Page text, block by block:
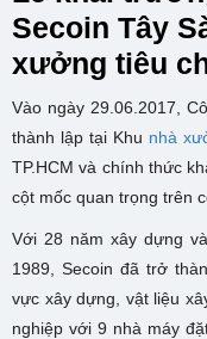
Secoin Tây
xưởng tiêu
Vào ngày 29.06.2017,
thành lập tại Khu nhà
TP.HCM và chính thức
cột mốc quan trọng trên
Với 28 năm xây dựng
1989, Secoin đã trở
vực xây dựng, vật liệu
nghiệp với 9 nhà máy